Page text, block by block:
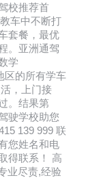
校推荐首
车中不断打
套餐，最优
。亚洲通驾
学
区的所有学车
，上门接
。结果第
驶学校助您
139 999 联
您姓名和电
得联系！ 高
业尽责,经验